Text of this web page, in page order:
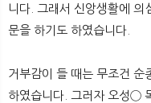
니다. 그래서 신앙생활에 의
문을 하기도 하였습니다.
거부감이 들 때는 무조건 순
하였습니다. 그러자 오성◯